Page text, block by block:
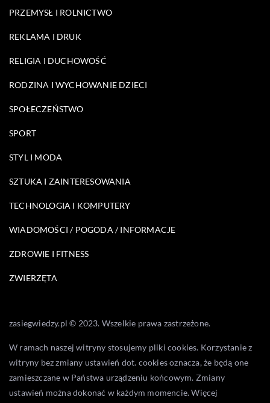
PRZEMYSŁ I ROLNICTWO
REKLAMA I DRUK
RELIGIA I DUCHOWOŚĆ
RODZINA I WYCHOWANIE DZIECI
SPOŁECZEŃSTWO
SPORT
STYL I MODA
SZTUKA I ZAINTERESOWANIA
TECHNOLOGIA I KOMPUTERY
WIADOMOŚCI / POGODA / INFORMACJE
ZDROWIE I FITNESS
ZWIERZĘTA
zasiegwiedzy.pl © 2023. Wszelkie prawa zastrzeżone.
W ramach naszej witryny stosujemy pliki cookies. Korzystanie z
witryny bez zmiany ustawień dot. cookies oznacza, że będą one
zamieszczane w Państwa urządzeniu końcowym. Zmiany
ustawień można dokonać w każdym momencie. Więcej